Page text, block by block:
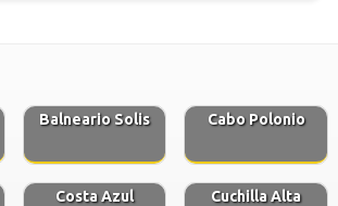
Balneario Solis Cabo Polonio
Costa Azul Cuchilla Alta